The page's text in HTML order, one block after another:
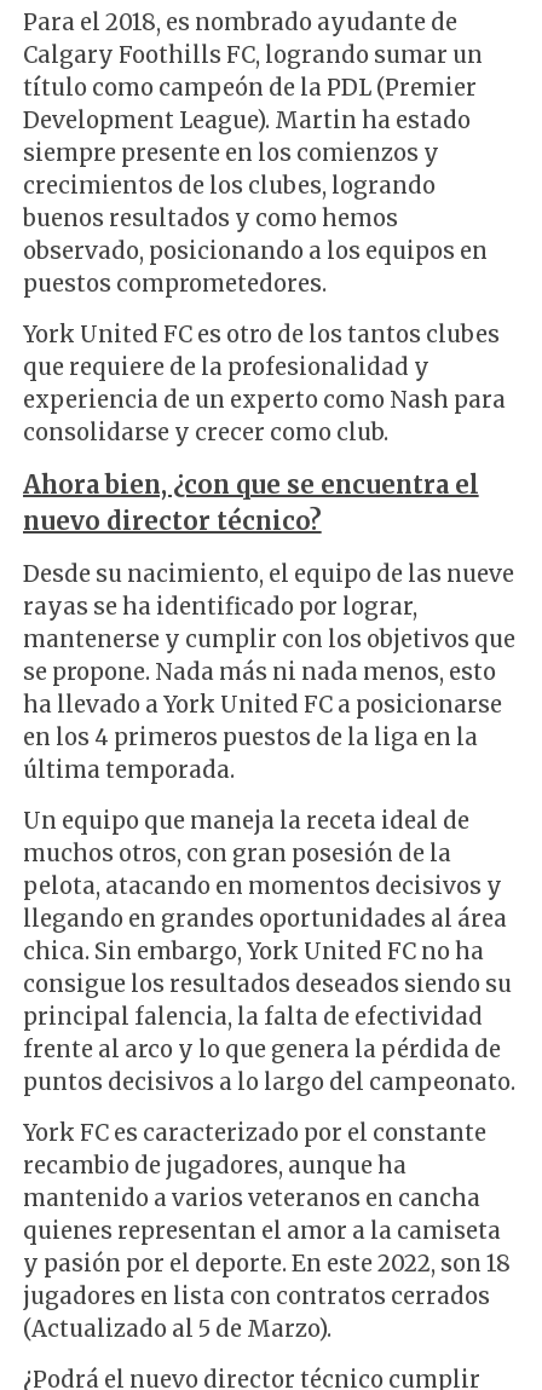
Para el 2018, es nombrado ayudante de
Calgary Foothills FC, logrando sumar un
título como campeón de la PDL (Premier
Development League). Martin ha estado
siempre presente en los comienzos y
crecimientos de los clubes, logrando
buenos resultados y como hemos
observado, posicionando a los equipos en
puestos comprometedores.
York United FC es otro de los tantos clubes
que requiere de la profesionalidad y
experiencia de un experto como Nash para
consolidarse y crecer como club.
Ahora bien, ¿con que se encuentra el
nuevo director técnico?
Desde su nacimiento, el equipo de las nueve
rayas se ha identificado por lograr,
mantenerse y cumplir con los objetivos que
se propone. Nada más ni nada menos, esto
ha llevado a York United FC a posicionarse
en los 4 primeros puestos de la liga en la
última temporada.
Un equipo que maneja la receta ideal de
muchos otros, con gran posesión de la
pelota, atacando en momentos decisivos y
llegando en grandes oportunidades al área
chica. Sin embargo, York United FC no ha
consigue los resultados deseados siendo su
principal falencia, la falta de efectividad
frente al arco y lo que genera la pérdida de
puntos decisivos a lo largo del campeonato.
York FC es caracterizado por el constante
recambio de jugadores, aunque ha
mantenido a varios veteranos en cancha
quienes representan el amor a la camiseta
y pasión por el deporte. En este 2022, son 18
jugadores en lista con contratos cerrados
(Actualizado al 5 de Marzo).
¿Podrá el nuevo director técnico cumplir